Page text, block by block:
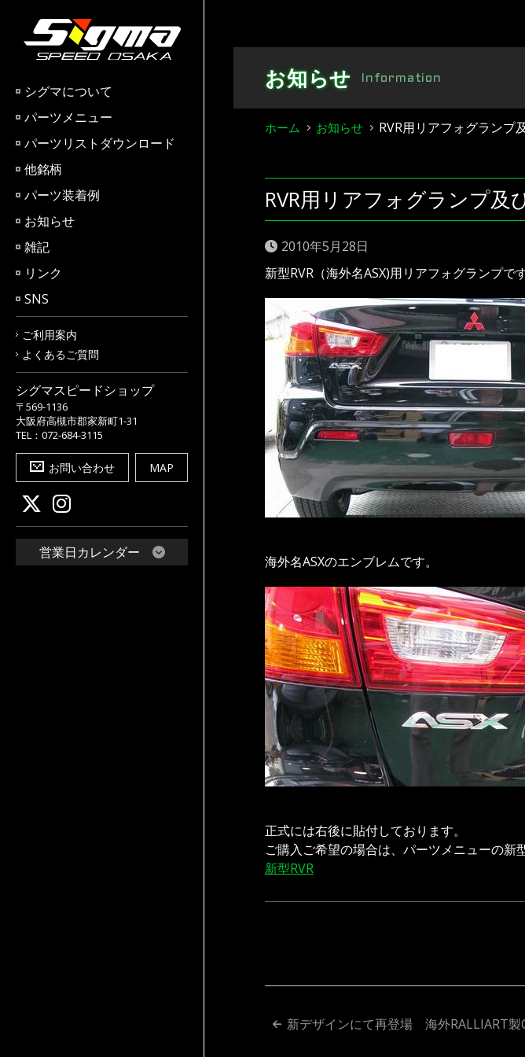
content
シグマについて
パーツメニュー
パーツリストダウンロード
他銘柄
パーツ装着例
お知らせ
雑記
リンク
SNS
ご利用案内
よくあるご質問
シグマスピードショップ
〒569-1136
大阪府高槻市郡家新町1-31
TEL：072-684-3115
お問い合わせ MAP
営業日カレンダー
お知らせ Information
ホーム お知らせ RVR用リアフォグランプ
RVR用リアフォグランプ及
2010年5月28日
新型RVR（海外名ASX)用リアフォグランプ
海外名ASXのエンブレムです。
正式には右後に貼付しております。
ご購入ご希望の場合は、パーツメニューの新
新型RVR
投 新デザインにて再登場 海外RALLIART製